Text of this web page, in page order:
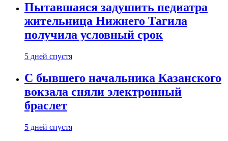
Пытавшаяся задушить педиатра
жительница Нижнего Тагила
получила условный срок
5 дней спустя
С бывшего начальника Казанского
вокзала сняли электронный
браслет
5 дней спустя